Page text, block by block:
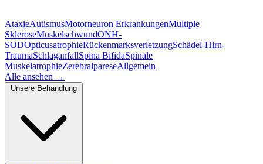
AtaxieAutismusMotorneuron ErkrankungenMultiple
SkleroseMuskelschwundONH-
SODOpticusatrophieRückenmarksverletzungSchädel-Hirn-
TraumaSchlaganfallSpina BifidaSpinale
MuskelatrophieZerebralpareseAllgemein
Alle ansehen →